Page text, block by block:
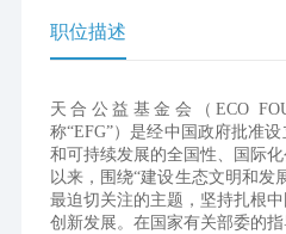
职位描述
天合公益基金会（ECO
称“EFG”）是经中国政府批准
和可持续发展的全国性、国际
以来，围绕“建设生态文明和发
最迫切关注的主题，坚持扎根
创新发展。在国家有关部委的